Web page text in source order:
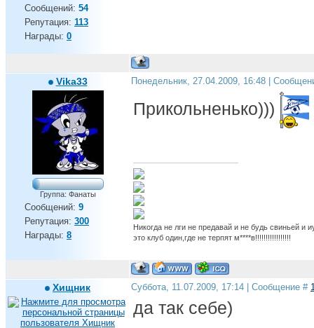
Сообщений: 54
Репутация: 113
Награды: 0
Vika33
Группа: Фанаты
Сообщений: 9
Репутация: 300
Награды: 8
Понедельник, 27.04.2009, 16:48 |
Прикольненько)))
Никогда не лги не предавай и не будь свиньей и
это клуб один,где не терпят м****в!!!!!!!!!!!!!!!!!
Хищник Суббота, 11.07.2009, 17:14 | Сообщение #
да так себе)